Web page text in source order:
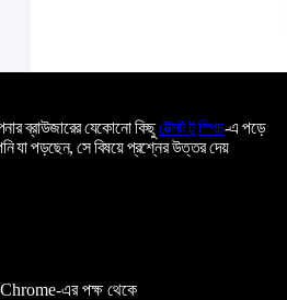
ব্রাউজারের যেকোনো কিছুটেক্সট টু স্পিচ-এ পড়ে
যা পড়ছেন, সে বিষয়ে প্রশ্নের উত্তর দেয়
এর পক্ষ থেকে